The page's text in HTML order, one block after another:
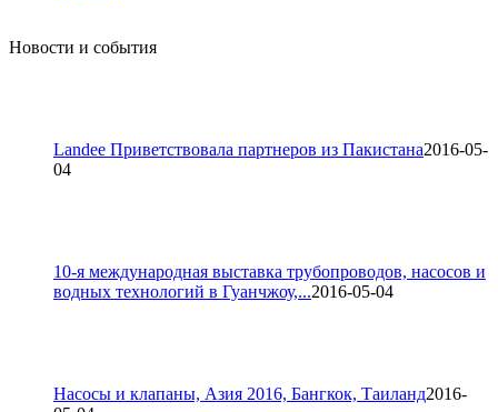
Новости и события
Landee Приветствовала партнеров из Пакистана2016-05-
04
10-я международная выставка трубопроводов, насосов и
водных технологий в Гуанчжоу,...2016-05-04
Насосы и клапаны, Азия 2016, Бангкок, Таиланд2016-